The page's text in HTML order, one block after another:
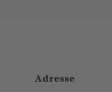
Adresse